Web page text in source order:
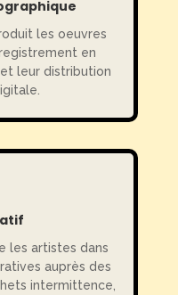
les oeuvres
en
et leur distribution
les artistes dans
auprès des
intermittence,